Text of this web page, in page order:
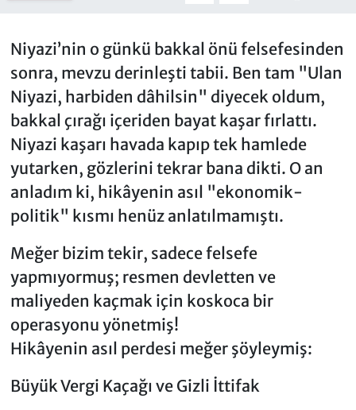
Niyazi’nin o günkü bakkal önü felsefesinden
sonra, mevzu derinleşti tabii. Ben tam "Ulan
Niyazi, harbiden dâhilsin" diyecek oldum,
bakkal çırağı içeriden bayat kaşar fırlattı.
Niyazi kaşarı havada kapıp tek hamlede
yutarken, gözlerini tekrar bana dikti. O an
anladım ki, hikâyenin asıl "ekonomik-
politik" kısmı henüz anlatılmamıştı.
​Meğer bizim tekir, sadece felsefe
yapmıyormuş; resmen devletten ve
maliyeden kaçmak için koskoca bir
operasyonu yönetmiş!
​Hikâyenin asıl perdesi meğer şöyleymiş:
​Büyük Vergi Kaçağı ve Gizli İttifak